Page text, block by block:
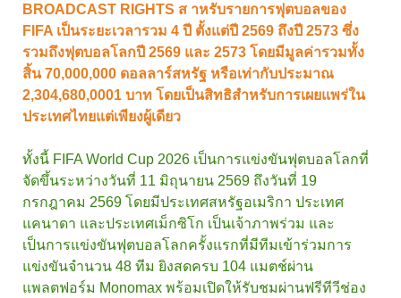
BROADCAST RIGHTS ส าหรับรายการฟุตบอลของ
FIFA เป็นระยะเวลารวม 4 ปี ตั้งแต่ปี 2569 ถึงปี 2573 ซึ่ง
รวมถึงฟุตบอลโลกปี 2569 และ 2573 โดยมีมูลค่ารวมทั้ง
สิ้น 70,000,000 ดอลลาร์สหรัฐ หรือเท่ากับประมาณ
2,304,680,0001 บาท โดยเป็นสิทธิสำหรับการเผยแพร่ใน
ประเทศไทยแต่เพียงผู้เดียว
ทั้งนี้ FIFA World Cup 2026 เป็นการแข่งขันฟุตบอลโลกที่
จัดขึ้นระหว่างวันที่ 11 มิถุนายน 2569 ถึงวันที่ 19
กรกฎาคม 2569 โดยมีประเทศสหรัฐอเมริกา ประเทศ
แคนาดา และประเทศเม็กซิโก เป็นเจ้าภาพร่วม และ
เป็นการแข่งขันฟุตบอลโลกครั้งแรกที่มีทีมเข้าร่วมการ
แข่งขันจำนวน 48 ทีม ยิงสดครบ 104 แมตช์ผ่าน
แพลตฟอร์ม Monomax พร้อมเปิดให้รับชมผ่านฟรีทีวีช่อง